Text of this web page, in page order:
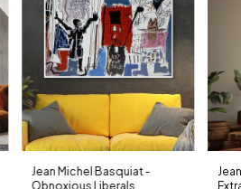
Jean Michel Basquiat -
Obnoxious Liberals